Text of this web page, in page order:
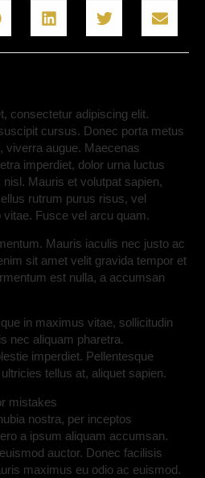
consectetur adipiscing elit.
cursus. Donec porta metus
viverra augue. Maecenas
imperdiet, dolor urna luctus
Mauris et volutpat sapien,
rutrum purus risus, vel
Fusce vel arcu quam.
Mauris iaculis nec justo ac
sit amet velit gravida tempor et
est nulla, a accumsan
in maximus vitae, sollicitudin
nec aliquam pharetra.
imperdiet. Pellentesque
tellus at, aliquet sapien.
mistakes
nostra, per inceptos
a ipsum aliquam accumsan.
auctor. Donec facilisis
maximus eu odio ac euismod.